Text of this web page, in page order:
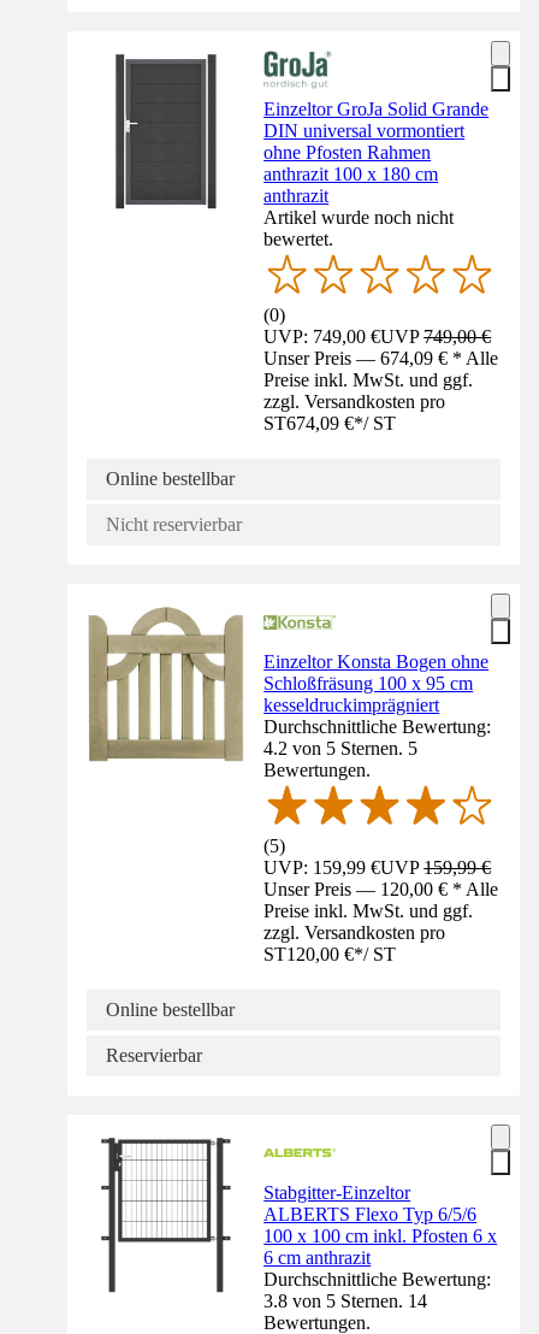
Einzeltor GroJa Solid Grande
DIN universal vormontiert
ohne Pfosten Rahmen
anthrazit 100 x 180 cm
anthrazit
Artikel wurde noch nicht
bewertet.
(0)
UVP: 749,00 €UVP749,00 €
Unser Preis — 674,09 € * Alle
Preise inkl. MwSt. und ggf.
zzgl. Versandkosten pro
ST674,09 €*/ ST
Online bestellbar
Nicht reservierbar
Einzeltor Konsta Bogen ohne
Schloßfräsung 100 x 95 cm
kesseldruckimprägniert
Durchschnittliche Bewertung:
4.2 von 5 Sternen. 5
Bewertungen.
(5)
UVP: 159,99 €UVP159,99 €
Unser Preis — 120,00 € * Alle
Preise inkl. MwSt. und ggf.
zzgl. Versandkosten pro
ST120,00 €*/ ST
Online bestellbar
Reservierbar
Stabgitter-Einzeltor
ALBERTS Flexo Typ 6/5/6
100 x 100 cm inkl. Pfosten 6 x
6 cm anthrazit
Durchschnittliche Bewertung:
3.8 von 5 Sternen. 14
Bewertungen.